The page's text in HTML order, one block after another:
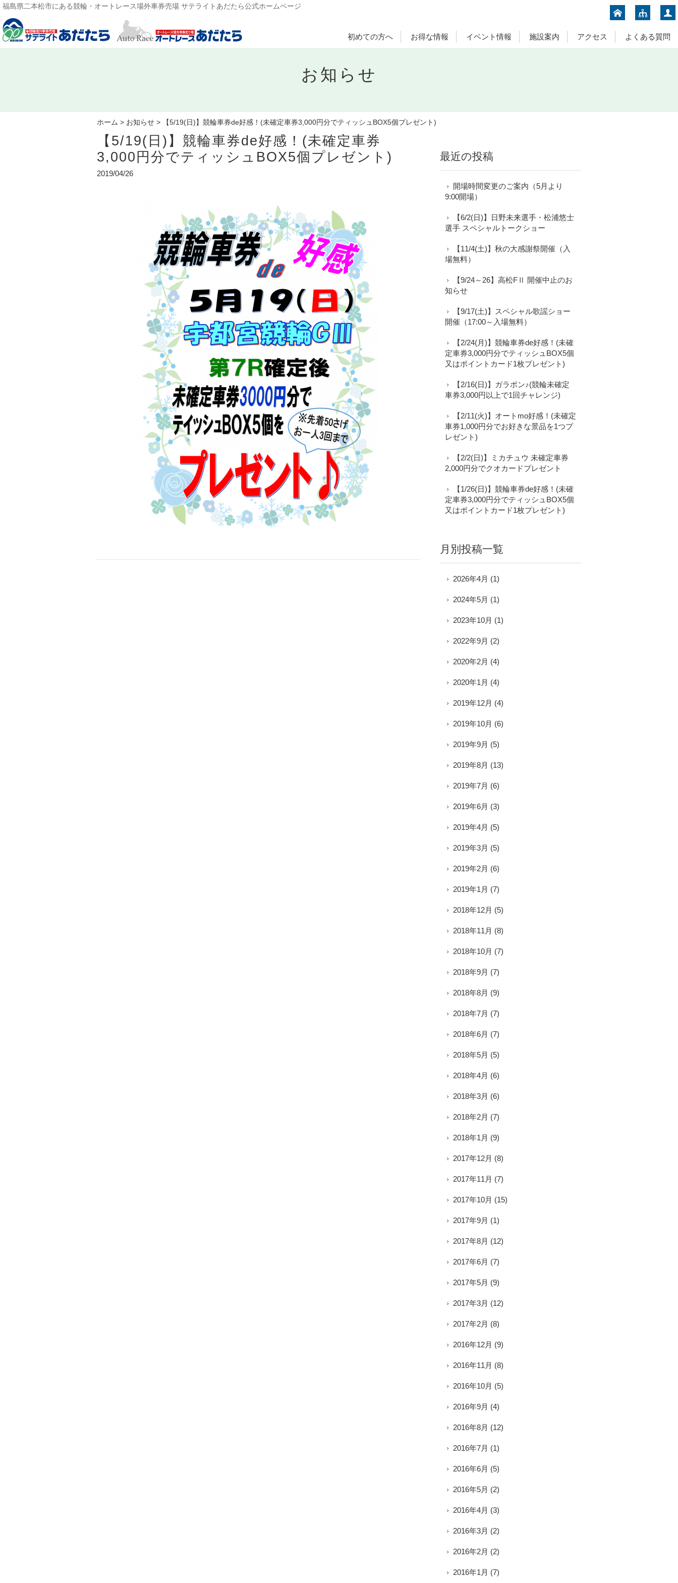
福島県二本松市にある競輪・オートレース場外車券売場 サテライトあだたら公式ホームページ
初めての方へ お得な情報 イベント情報 施設案内 アクセス よくある質問
お知らせ
ホーム > お知らせ > 【5/19(日)】競輪車券de好感！(未確定車券3,000円分でティッシュBOX5個プレゼント)
【5/19(日)】競輪車券de好感！(未確定車券
3,000円分でティッシュBOX5個プレゼント)
2019/04/26
最近の投稿
開場時間変更のご案内（5月より
9:00開場）
【6/2(日)】日野未来選手・松浦悠士
選手 スペシャルトークショー
【11/4(土)】秋の大感謝祭開催（入
場無料）
【9/24～26】高松FⅡ 開催中止のお
知らせ
【9/17(土)】スペシャル歌謡ショー
開催（17:00～入場無料）
【2/24(月)】競輪車券de好感！(未確
定車券3,000円分でティッシュBOX5個
又はポイントカード1枚プレゼント)
【2/16(日)】ガラポン♪(競輪未確定
車券3,000円以上で1回チャレンジ)
【2/11(火)】オートmo好感！(未確定
車券1,000円分でお好きな景品を1つプ
レゼント)
【2/2(日)】ミカチュウ 未確定車券
2,000円分でクオカードプレゼント
【1/26(日)】競輪車券de好感！(未確
定車券3,000円分でティッシュBOX5個
又はポイントカード1枚プレゼント)
月別投稿一覧
2026年4月 (1)
2024年5月 (1)
2023年10月 (1)
2022年9月 (2)
2020年2月 (4)
2020年1月 (4)
2019年12月 (4)
2019年10月 (6)
2019年9月 (5)
2019年8月 (13)
2019年7月 (6)
2019年6月 (3)
2019年4月 (5)
2019年3月 (5)
2019年2月 (6)
2019年1月 (7)
2018年12月 (5)
2018年11月 (8)
2018年10月 (7)
2018年9月 (7)
2018年8月 (9)
2018年7月 (7)
2018年6月 (7)
2018年5月 (5)
2018年4月 (6)
2018年3月 (6)
2018年2月 (7)
2018年1月 (9)
2017年12月 (8)
2017年11月 (7)
2017年10月 (15)
2017年9月 (1)
2017年8月 (12)
2017年6月 (7)
2017年5月 (9)
2017年3月 (12)
2017年2月 (8)
2016年12月 (9)
2016年11月 (8)
2016年10月 (5)
2016年9月 (4)
2016年8月 (12)
2016年7月 (1)
2016年6月 (5)
2016年5月 (2)
2016年4月 (3)
2016年3月 (2)
2016年2月 (2)
2016年1月 (7)